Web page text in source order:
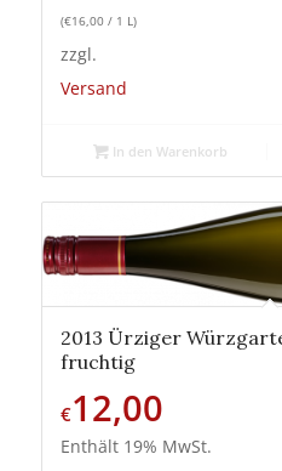
(€16,00/ 1 L)
zzgl.
Versand
In den Warenkorb
2013 Ürziger
fruchtig
€12,00
Enthält 19% MwSt.